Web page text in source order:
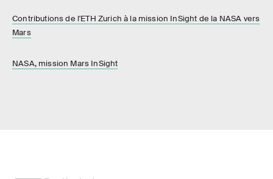
Contributions de l'ETH Zurich à la mission InSight de la NASA vers
Mars
NASA, mission Mars InSight